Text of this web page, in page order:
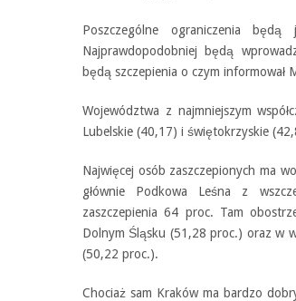
Poszczególne ograniczenia
Najprawdopodobniej będą
będą szczepienia o czym informował
Województwa z najmniejszym
Lubelskie (40,17) i świętokrzyskie
Najwięcej osób zaszczepionych ma
głównie Podkowa Leśna z
zaszczepienia 64 proc. Tam
Dolnym Śląsku (51,28 proc.) oraz w
(50,22 proc.).
Chociaż sam Kraków ma bardzo